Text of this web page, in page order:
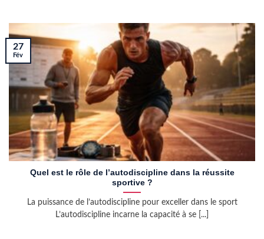
Quel est le rôle de l’autodiscipline dans la réussite
sportive ?
La puissance de l’autodiscipline pour exceller dans le sport
L’autodiscipline incarne la capacité à se [...]
27
Fév